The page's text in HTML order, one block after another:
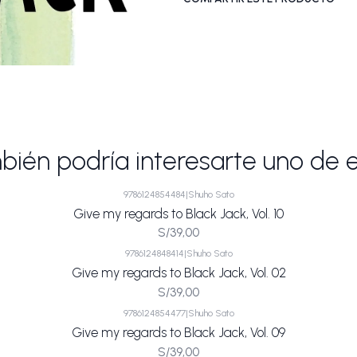
podría interesarte uno de
9786124854484|Shuho Sato
Give my regards to Black Jack, Vol. 10
S/39,00
9786124848414|Shuho Sato
Give my regards to Black Jack, Vol. 02
S/39,00
9786124854477|Shuho Sato
Give my regards to Black Jack, Vol. 09
S/39,00